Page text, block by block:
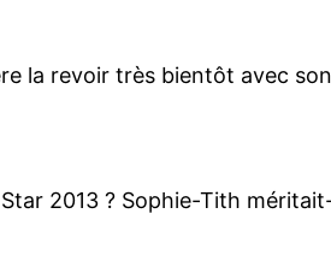
la revoir très bientôt avec
2013 ? Sophie-Tith